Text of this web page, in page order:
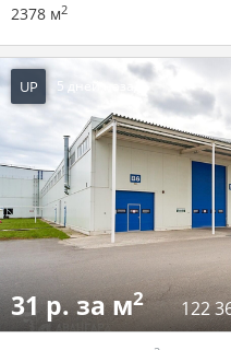
2378 м2
UP 5 дней назад
31 р. за м2 122